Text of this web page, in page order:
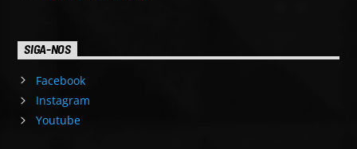
SIGA-NOS
Facebook
Instagram
Youtube